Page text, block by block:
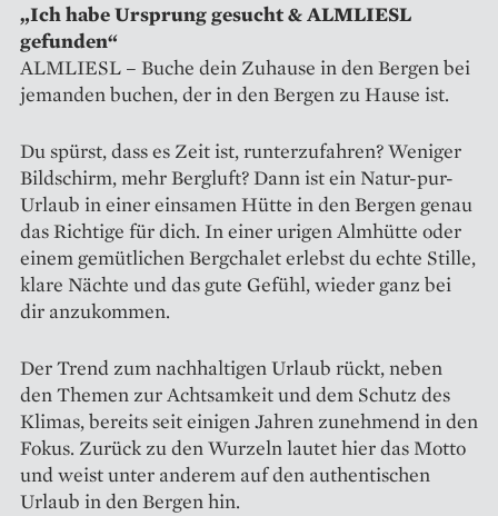
„Ich habe Ursprung gesucht & ALMLIESL
gefunden“
ALMLIESL – Buche dein Zuhause in den Bergen bei
jemanden buchen, der in den Bergen zu Hause ist.
Du spürst, dass es Zeit ist, runterzufahren? Weniger
Bildschirm, mehr Bergluft? Dann ist ein Natur-pur-
Urlaub in einer einsamen Hütte in den Bergen genau
das Richtige für dich. In einer urigen Almhütte oder
einem gemütlichen Bergchalet erlebst du echte Stille,
klare Nächte und das gute Gefühl, wieder ganz bei
dir anzukommen.
Der Trend zum nachhaltigen Urlaub rückt, neben
den Themen zur Achtsamkeit und dem Schutz des
Klimas, bereits seit einigen Jahren zunehmend in den
Fokus. Zurück zu den Wurzeln lautet hier das Motto
und weist unter anderem auf den authentischen
Urlaub in den Bergen hin.